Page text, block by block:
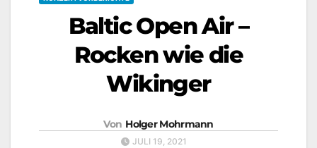
Baltic Open Air –
Rocken wie die
Wikinger
Von Holger Mohrmann
JULI 19, 2021